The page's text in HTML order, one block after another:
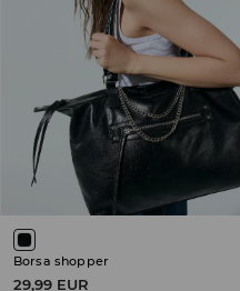
Borsa shopper
29,99 EUR